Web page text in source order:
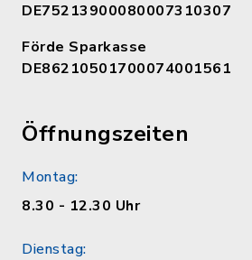
DE75213900080007310307
Förde Sparkasse
DE86210501700074001561
Öffnungszeiten
Montag:
8.30 - 12.30 Uhr
Dienstag: